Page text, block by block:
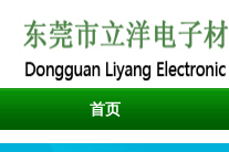
首页